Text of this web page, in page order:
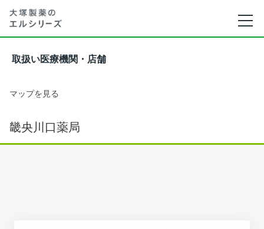
取扱い医療機関・店舗
マップを見る
畿央川口薬局